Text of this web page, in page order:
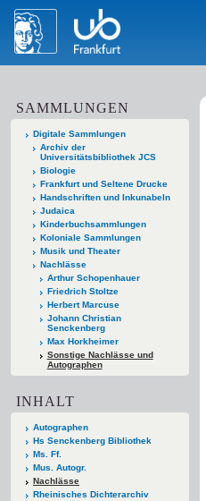
SAMMLUNGEN
Digitale Sammlungen
Archiv der
Universitätsbibliothek JCS
Biologie
Frankfurt und Seltene Drucke
Handschriften und Inkunabeln
Judaica
Kinderbuchsammlungen
Koloniale Sammlungen
Musik und Theater
Nachlässe
Arthur Schopenhauer
Friedrich Stoltze
Herbert Marcuse
Johann Christian
Senckenberg
Max Horkheimer
Sonstige Nachlässe und
Autographen
INHALT
Autographen
Hs Senckenberg Bibliothek
Ms. Ff.
Mus. Autogr.
Nachlässe
Rheinisches Dichterarchiv